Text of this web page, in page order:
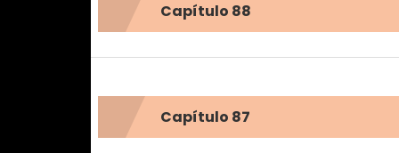
Capítulo 88
Capítulo 87